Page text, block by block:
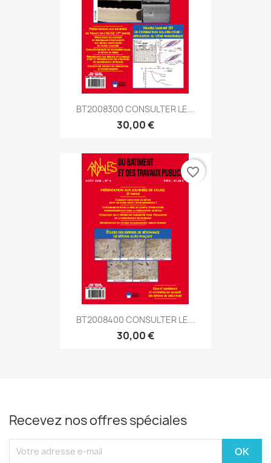
BT2008300 CONSULTER LE...
30,00 €
BT2008400 CONSULTER LE...
30,00 €
favorite_border
Recevez nos offres spéciales